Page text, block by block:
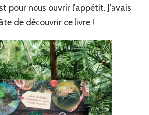
pour nous ouvrir l’appétit. J’avais
de découvrir ce livre !